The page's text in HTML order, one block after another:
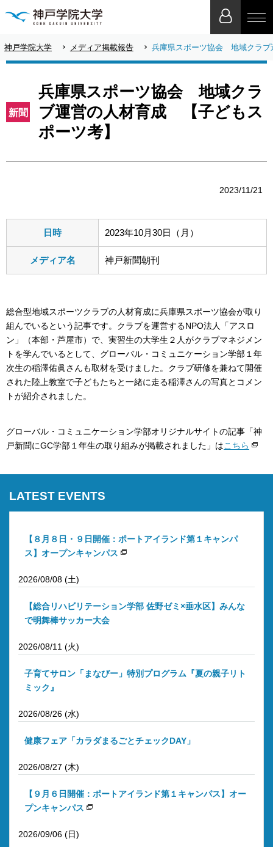
神戸学院大学 メディア掲載報告 兵庫県スポーツ協会 地域クラ
新聞
兵庫県スポーツ協会 地域クラ
ブ運営の人材育成 【子どもス
ポーツ考】
2023/11/21
日時 2023年10月30日（月）
メディア名 神戸新聞朝刊
総合型地域スポーツクラブの人材育成に兵庫県スポーツ協会が取り
組んでいるという記事です。クラブを運営するNPO法人「アスロ
ン」（本部・芦屋市）で、実習生の大学生２人がクラブマネジメン
トを学んでいるとして、グローバル・コミュニケーション学部１年
次生の稲澤佑眞さんも取材を受けました。クラブ研修を兼ねて開催
された陸上教室で子どもたちと一緒に走る稲澤さんの写真とコメン
トが紹介されました。
グローバル・コミュニケーション学部オリジナルサイトの記事「神
戸新聞にGC学部１年生の取り組みが掲載されました」はこちら
LATEST EVENTS
【８月８日・９日開催：ポートアイランド第１キャンパ
ス】オープンキャンパス
2026/08/08 (土)
【総合リハビリテーション学部 佐野ゼミ×垂水区】みんな
で明舞棒サッカー大会
2026/08/11 (火)
子育てサロン「まなびー」特別プログラム『夏の親子リト
ミック』
2026/08/26 (水)
健康フェア「カラダまるごとチェックDAY」
2026/08/27 (木)
【９月６日開催：ポートアイランド第１キャンパス】オー
プンキャンパス
2026/09/06 (日)